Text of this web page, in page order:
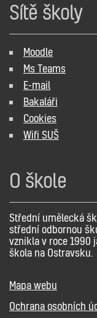
Sítě školy
Moodle
Ms Teams
E-mail
Bakaláři
Cookies
Wifi SUŠ
O škole
Střední umělecká
střední odbornou
vznikla v roce 1990
škola na Ostravsku.
Mapa webu
Ochrana osobních